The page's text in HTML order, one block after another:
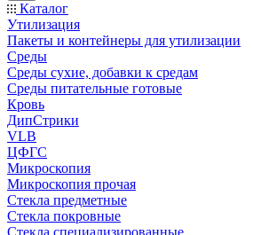
Каталог
Утилизация
Пакеты и контейнеры для утилизации
Среды
Среды сухие, добавки к средам
Среды питательные готовые
Кровь
ДипСтрики
VLB
ЦФГС
Микроскопия
Микроскопия прочая
Стекла предметные
Стекла покровные
Стекла специализированные